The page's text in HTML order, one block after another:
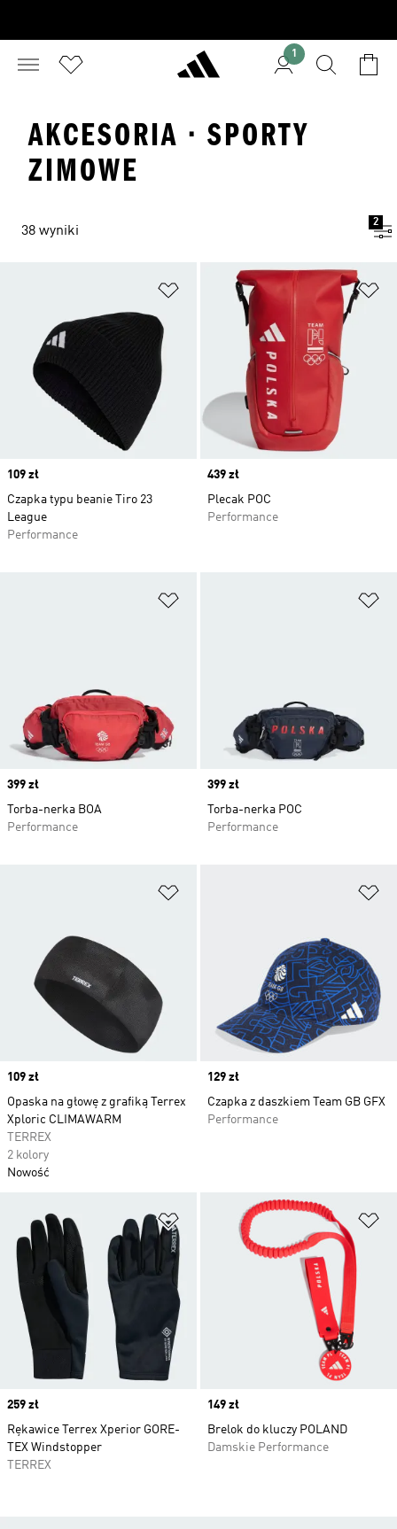
1
AKCESORIA · SPORTY
ZIMOWE
38 wyniki
2
Dodaj do listy życzeń
Price
109 zł
Czapka typu beanie Tiro 23
League
Performance
Price
439 zł
Plecak POC
Performance
Price
399 zł
Torba-nerka BOA
Performance
Price
399 zł
Torba-nerka POC
Performance
Price
109 zł
Opaska na głowę z grafiką Terrex
Xploric CLIMAWARM
TERREX
2 kolory
Nowość
Price
129 zł
Czapka z daszkiem Team GB GFX
Performance
Dodaj do listy życzeń
Price
259 zł
Rękawice Terrex Xperior GORE-
TEX Windstopper
TERREX
Price
149 zł
Brelok do kluczy POLAND
Damskie Performance